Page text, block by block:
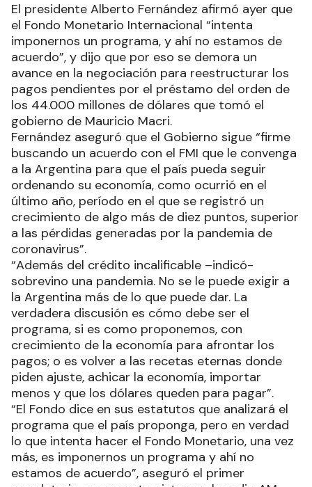
El presidente Alberto Fernández afirmó ayer que
el Fondo Monetario Internacional “intenta
imponernos un programa, y ahí no estamos de
acuerdo”, y dijo que por eso se demora un
avance en la negociación para reestructurar los
pagos pendientes por el préstamo del orden de
los 44.000 millones de dólares que tomó el
gobierno de Mauricio Macri.
Fernández aseguró que el Gobierno sigue “firme
buscando un acuerdo con el FMI que le convenga
a la Argentina para que el país pueda seguir
ordenando su economía, como ocurrió en el
último año, período en el que se registró un
crecimiento de algo más de diez puntos, superior
a las pérdidas generadas por la pandemia de
coronavirus”.
“Además del crédito incalificable –indicó-
sobrevino una pandemia. No se le puede exigir a
la Argentina más de lo que puede dar. La
verdadera discusión es cómo debe ser el
programa, si es como proponemos, con
crecimiento de la economía para afrontar los
pagos; o es volver a las recetas eternas donde
piden ajuste, achicar la economía, importar
menos y que los dólares queden para pagar”.
“El Fondo dice en sus estatutos que analizará el
programa que el país proponga, pero en verdad
lo que intenta hacer el Fondo Monetario, una vez
más, es imponernos un programa y ahí no
estamos de acuerdo”, aseguró el primer